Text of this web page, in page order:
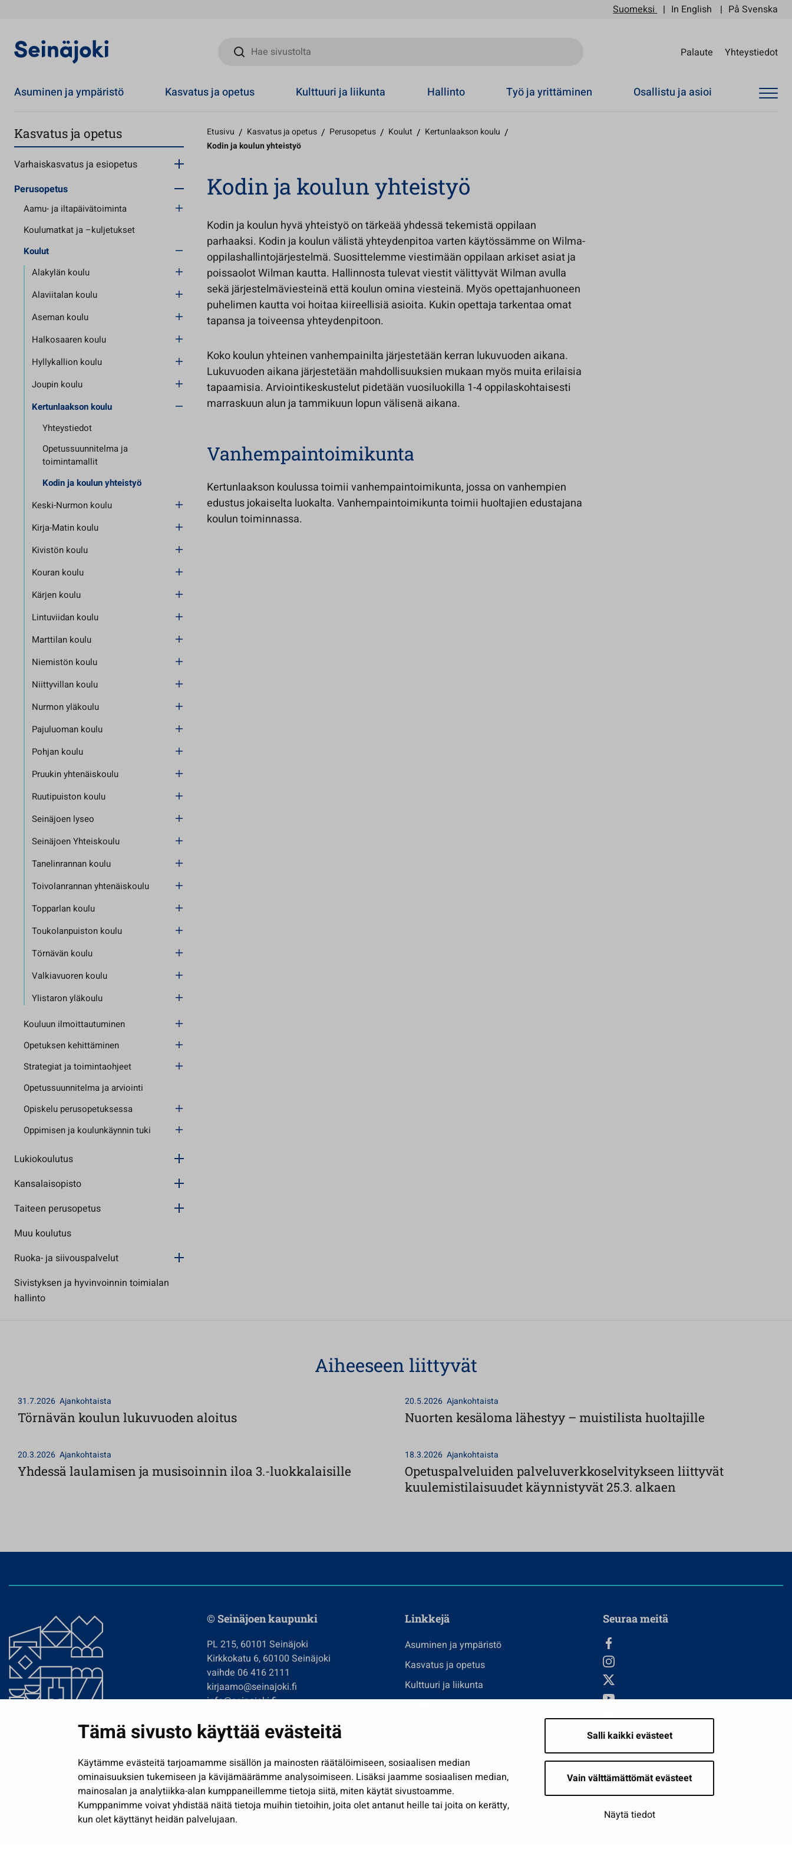
Tämä sivusto käyttää evästeitä
Käytämme evästeitä tarjoamamme sisällön ja mainosten räätälöimiseen, sosiaalisen median
ominaisuuksien tukemiseen ja kävijämäärämme analysoimiseen. Lisäksi jaamme sosiaalisen median,
mainosalan ja analytiikka-alan kumppaneillemme tietoja siitä, miten käytät sivustoamme.
Kumppanimme voivat yhdistää näitä tietoja muihin tietoihin, joita olet antanut heille tai joita on kerätty,
kun olet käyttänyt heidän palvelujaan.
Salli kaikki evästeet
Vain välttämättömät evästeet
Näytä tiedot
Suomeksi In English På Svenska
Hae sivustolta
Palaute Yhteystiedot
Asuminen ja ympäristö Kasvatus ja opetus Kulttuuri ja liikunta Hallinto Työ ja yrittäminen Osallistu ja asioi
Kasvatus ja opetus
Varhaiskasvatus ja esiopetus
Perusopetus
Aamu- ja iltapäivätoiminta
Koulumatkat ja –kuljetukset
Koulut
Alakylän koulu
Alaviitalan koulu
Aseman koulu
Halkosaaren koulu
Hyllykallion koulu
Joupin koulu
Kertunlaakson koulu
Yhteystiedot
Opetussuunnitelma ja
toimintamallit
Kodin ja koulun yhteistyö
Keski-Nurmon koulu
Kirja-Matin koulu
Kivistön koulu
Kouran koulu
Kärjen koulu
Lintuviidan koulu
Marttilan koulu
Niemistön koulu
Niittyvillan koulu
Nurmon yläkoulu
Pajuluoman koulu
Pohjan koulu
Pruukin yhtenäiskoulu
Ruutipuiston koulu
Seinäjoen lyseo
Seinäjoen Yhteiskoulu
Tanelinrannan koulu
Toivolanrannan yhtenäiskoulu
Topparlan koulu
Toukolanpuiston koulu
Törnävän koulu
Valkiavuoren koulu
Ylistaron yläkoulu
Kouluun ilmoittautuminen
Opetuksen kehittäminen
Strategiat ja toimintaohjeet
Opetussuunnitelma ja arviointi
Opiskelu perusopetuksessa
Oppimisen ja koulunkäynnin tuki
Lukiokoulutus
Kansalaisopisto
Taiteen perusopetus
Muu koulutus
Ruoka- ja siivouspalvelut
Sivistyksen ja hyvinvoinnin toimialan
hallinto
Etusivu / Kasvatus ja opetus / Perusopetus / Koulut / Kertunlaakson koulu /
Kodin ja koulun yhteistyö
Kodin ja koulun yhteistyö
Kodin ja koulun hyvä yhteistyö on tärkeää yhdessä tekemistä oppilaan
parhaaksi. Kodin ja koulun välistä yhteydenpitoa varten käytössämme on Wilma-
oppilashallintojärjestelmä. Suosittelemme viestimään oppilaan arkiset asiat ja
poissaolot Wilman kautta. Hallinnosta tulevat viestit välittyvät Wilman avulla
sekä järjestelmäviesteinä että koulun omina viesteinä. Myös opettajanhuoneen
puhelimen kautta voi hoitaa kiireellisiä asioita. Kukin opettaja tarkentaa omat
tapansa ja toiveensa yhteydenpitoon.
Koko koulun yhteinen vanhempainilta järjestetään kerran lukuvuoden aikana.
Lukuvuoden aikana järjestetään mahdollisuuksien mukaan myös muita erilaisia
tapaamisia. Arviointikeskustelut pidetään vuosiluokilla 1-4 oppilaskohtaisesti
marraskuun alun ja tammikuun lopun välisenä aikana.
Vanhempaintoimikunta
Kertunlaakson koulussa toimii vanhempaintoimikunta, jossa on vanhempien
edustus jokaiselta luokalta. Vanhempaintoimikunta toimii huoltajien edustajana
koulun toiminnassa.
Aiheeseen liittyvät
31.7.2026 Ajankohtaista
Törnävän koulun lukuvuoden aloitus
20.5.2026 Ajankohtaista
Nuorten kesäloma lähestyy – muistilista huoltajille
20.3.2026 Ajankohtaista
Yhdessä laulamisen ja musisoinnin iloa 3.-luokkalaisille
18.3.2026 Ajankohtaista
Opetuspalveluiden palveluverkkoselvitykseen liittyvät
kuulemistilaisuudet käynnistyvät 25.3. alkaen
© Seinäjoen kaupunki
PL 215, 60101 Seinäjoki
Kirkkokatu 6, 60100 Seinäjoki
vaihde 06 416 2111
kirjaamo@seinajoki.fi
info@seinajoki.fi
Tilaa uutiskirje
Linkkejä
Asuminen ja ympäristö
Kasvatus ja opetus
Kulttuuri ja liikunta
Näytä omat evästeasetukseni
Seuraa meitä